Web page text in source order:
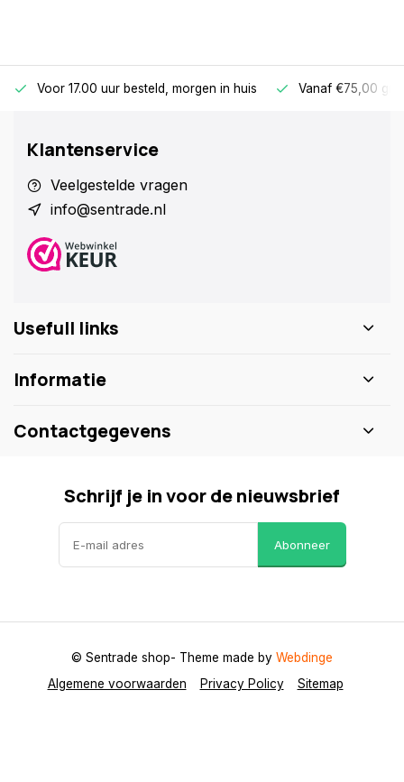
Voor 17.00 uur besteld, morgen in huis Vanaf €75,00
Klantenservice
Veelgestelde vragen
info@sentrade.nl
Usefull links
Informatie
Contactgegevens
Schrijf je in voor de nieuwsbrief
Abonneer
Algemene voorwaarden Privacy Policy Sitemap
© Sentrade shop- Theme made by Webdinge